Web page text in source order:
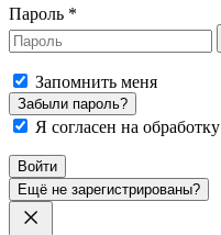
Пароль *
Запомнить меня
Забыли пароль?
Я согласен на обработку
Войти
Ещё не зарегистрированы?